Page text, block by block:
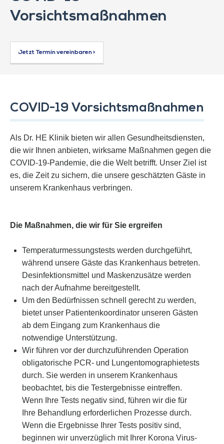
Vorsichtsmaßnahmen
Jetzt Termin vereinbaren >
COVID-19 Vorsichtsmaßnahmen
Als Dr. HE Klinik bieten wir allen Gesundheitsdiensten,
die wir Ihnen anbieten, wirksame Maßnahmen gegen die
COVID-19-Pandemie, die die Welt betrifft. Unser Ziel ist
es, die Zeit zu sichern, die unsere geschätzten Gäste in
unserem Krankenhaus verbringen.
Die Maßnahmen, die wir für Sie ergreifen
Temperaturmessungstests werden durchgeführt,
während unsere Gäste das Krankenhaus betreten.
Desinfektionsmittel und Maskenzusätze werden
nach der Aufnahme bereitgestellt.
Um den Bedürfnissen schnell gerecht zu werden,
bietet unser Patientenkoordinator unseren Gästen
ab dem Eingang zum Krankenhaus die
notwendige Unterstützung.
Wir führen vor der durchzuführenden Operation
obligatorische PCR- und Lungentomographietests
durch. Sie werden in unserem Krankenhaus
beobachtet, bis die Testergebnisse eintreffen.
Wenn Ihre Tests negativ sind, führen wir die für
Ihre Behandlung erforderlichen Prozesse durch.
Wenn die Ergebnisse Ihrer Tests positiv sind,
beginnen wir unverzüglich mit Ihrer Korona Virus-